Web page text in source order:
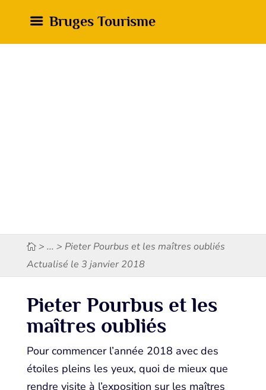
Bruges Tourisme
> ... > Pieter Pourbus et les maîtres oubliés
Actualisé le 3 janvier 2018
Pieter Pourbus et les
maîtres oubliés
Pour commencer l’année 2018 avec des
étoiles pleins les yeux, quoi de mieux que
rendre visite à l’exposition sur les maîtres